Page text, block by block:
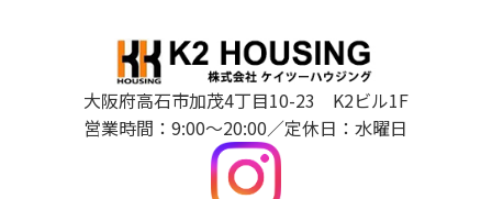
大阪府高石市加茂4丁目10-23 K2ビル1F
営業時間：9:00～20:00／定休日：水曜日